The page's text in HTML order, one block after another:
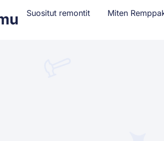
Suositut remontit Miten